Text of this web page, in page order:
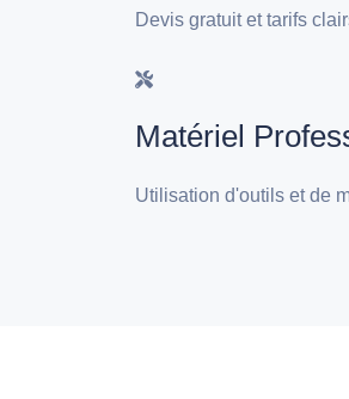
Devis gratuit et tarifs
Matériel
Utilisation d'outils et de